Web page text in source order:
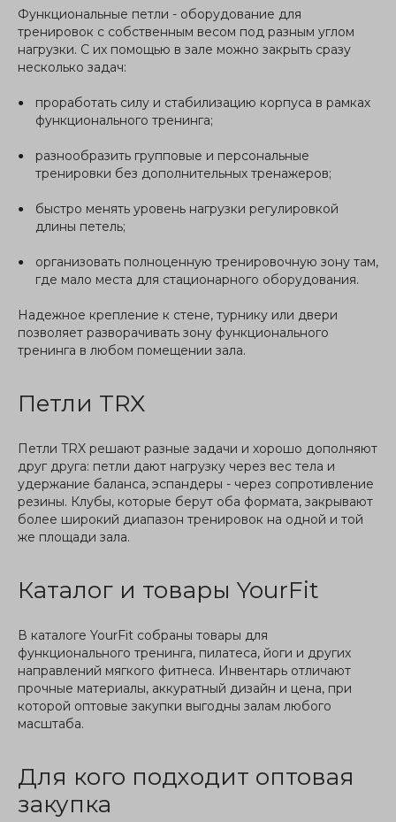
Функциональные петли - оборудование для
тренировок с собственным весом под разным углом
нагрузки. С их помощью в зале можно закрыть сразу
несколько задач:
проработать силу и стабилизацию корпуса в рамках
функционального тренинга;
разнообразить групповые и персональные
тренировки без дополнительных тренажеров;
быстро менять уровень нагрузки регулировкой
длины петель;
организовать полноценную тренировочную зону там,
где мало места для стационарного оборудования.
Надежное крепление к стене, турнику или двери
позволяет разворачивать зону функционального
тренинга в любом помещении зала.
Петли TRX
Петли TRX решают разные задачи и хорошо дополняют
друг друга: петли дают нагрузку через вес тела и
удержание баланса, эспандеры - через сопротивление
резины. Клубы, которые берут оба формата, закрывают
более широкий диапазон тренировок на одной и той
же площади зала.
Каталог и товары YourFit
В каталоге YourFit собраны товары для
функционального тренинга, пилатеса, йоги и других
направлений мягкого фитнеса. Инвентарь отличают
прочные материалы, аккуратный дизайн и цена, при
которой оптовые закупки выгодны залам любого
масштаба.
Для кого подходит оптовая
закупка